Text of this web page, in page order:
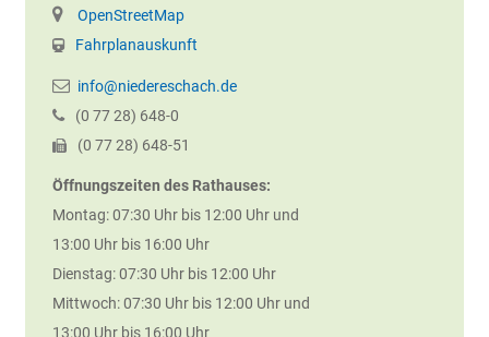
OpenStreetMap
Fahrplanauskunft
info@niedereschach.de
(0 7728) 648-0
(0 7728) 648-51
Öffnungszeiten des Rathauses:
Montag: 07:30 Uhr bis 12:00 Uhr und
13:00 Uhr bis 16:00 Uhr
Dienstag: 07:30 Uhr bis 12:00 Uhr
Mittwoch: 07:30 Uhr bis 12:00 Uhr und
13:00 Uhr bis 16:00 Uhr